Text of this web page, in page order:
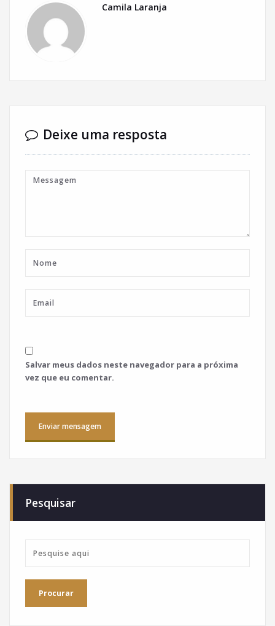
Camila Laranja
Deixe uma resposta
Salvar meus dados neste navegador para a próxima
vez que eu comentar.
Pesquisar